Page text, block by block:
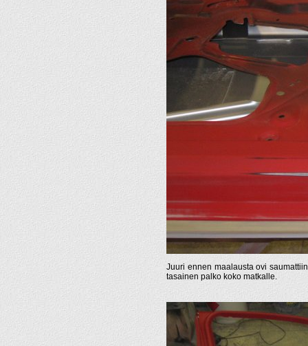
Juuri ennen maalausta ovi
tasainen palko koko matkalle.